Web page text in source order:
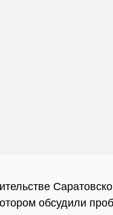
обсудили